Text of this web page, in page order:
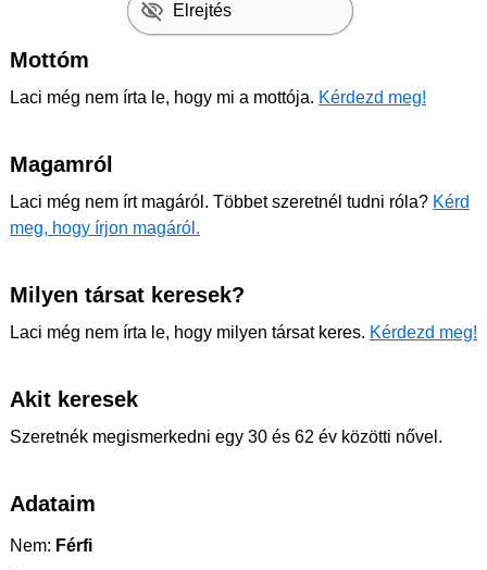
Elrejtés
Mottóm
Laci még nem írta le, hogy mi a mottója. Kérdezd meg!
Magamról
Laci még nem írt magáról. Többet szeretnél tudni róla? Kérd
meg, hogy írjon magáról.
Milyen társat keresek?
Laci még nem írta le, hogy milyen társat keres. Kérdezd meg!
Akit keresek
Szeretnék megismerkedni egy 30 és 62 év közötti nővel.
Adataim
Nem: Férfi